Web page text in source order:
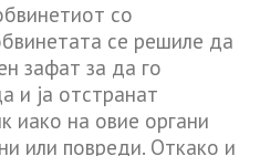
со
се решиле да
зафат за да го
и ја отстранат
иако на овие органи
или повреди. Откако и